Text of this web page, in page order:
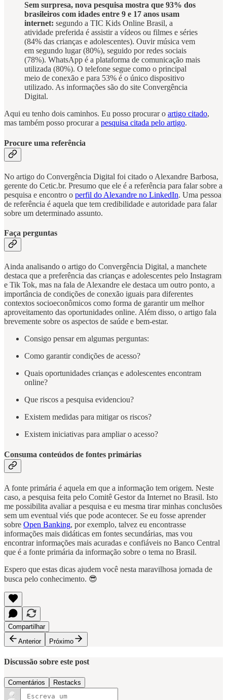
Sem surpresa, nova pesquisa mostra que 93% dos
brasileiros com idades entre 9 e 17 anos usam
internet: segundo a TIC Kids Online Brasil, a
atividade preferida é assistir a vídeos ou filmes e séries
(84% das crianças e adolescentes). Ouvir música vem
em segundo lugar (80%), seguido por redes sociais
(78%). WhatsApp é a plataforma de comunicação mais
utilizada (80%). O telefone segue como o principal
meio de conexão e para 53% é o único dispositivo
utilizado. As informações são do site Convergência
Digital.
Aqui eu tenho dois caminhos. Eu posso procurar o artigo citado,
mas também posso procurar a pesquisa citada pelo artigo.
Procure uma referência
No artigo do Convergência Digital foi citado o Alexandre Barbosa,
gerente do Cetic.br. Presumo que ele é a referência para falar sobre a
pesquisa e encontro o perfil do Alexandre no LinkedIn. Uma pessoa
de referência é aquela que tem credibilidade e autoridade para falar
sobre um determinado assunto.
Faça perguntas
Ainda analisando o artigo do Convergência Digital, a manchete
destaca que a preferência das crianças e adolescentes pelo Instagram
e Tik Tok, mas na fala de Alexandre ele destaca um outro ponto, a
importância de condições de conexão iguais para diferentes
contextos socioeconômicos como forma de garantir um melhor
aproveitamento das oportunidades online. Além disso, o artigo fala
brevemente sobre os aspectos de saúde e bem-estar.
Consigo pensar em algumas perguntas:
Como garantir condições de acesso?
Quais oportunidades crianças e adolescentes encontram
online?
Que riscos a pesquisa evidenciou?
Existem medidas para mitigar os riscos?
Existem iniciativas para ampliar o acesso?
Consuma conteúdos de fontes primárias
A fonte primária é aquela em que a informação tem origem. Neste
caso, a pesquisa feita pelo Comitê Gestor da Internet no Brasil. Isto
me possibilita avaliar a pesquisa e eu mesma tirar minhas conclusões
sem um eventual viés que pode acontecer. Se eu fosse aprender
sobre Open Banking, por exemplo, talvez eu encontrasse
informações mais didáticas em fontes secundárias, mas vou
encontrar informações mais acuradas e confiáveis no Banco Central
que é a fonte primária da informação sobre o tema no Brasil.
Espero que estas dicas ajudem você nesta maravilhosa jornada de
busca pelo conhecimento. 😎
Compartilhar
Anterior
Próximo
Discussão sobre este post
Comentários Restacks